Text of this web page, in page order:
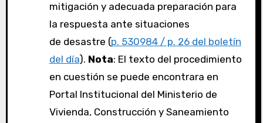
mitigación y adecuada preparación para
la respuesta ante situaciones
de desastre (p. 530984 / p. 26 del boletín
del día). Nota: El texto del procedimiento
en cuestión se puede encontrara en
Portal Institucional del Ministerio de
Vivienda, Construcción y Saneamiento